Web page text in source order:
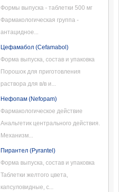
Формы выпуска - таблетки 500 мг
Фармакологическая группа -
антацидное...
Цефамабол (Cefamabol)
Форма выпуска, состав и упаковка
Порошок для приготовления
раствора для в/в и...
Нефопам (Nefopam)
Фармакологическое действие
Анальгетик центрального действия.
Механизм...
Пирантел (Pyrantel)
Форма выпуска, состав и упаковка
Таблетки желтого цвета,
капсуловидные, с...